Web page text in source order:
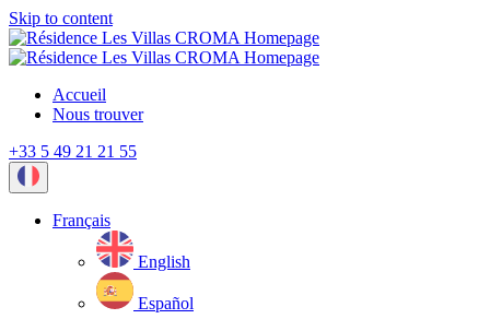
Skip to content
Accueil
Nous trouver
+33 5 49 21 21 55
Current
language:
Français
English
Español